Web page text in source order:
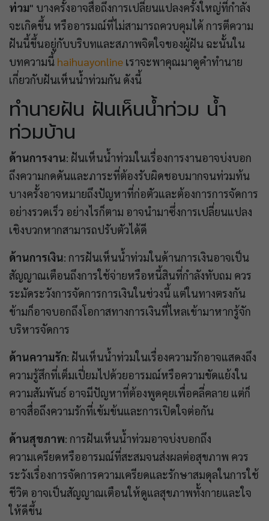
ท่วม" บางครั้งอาจสื่อถึงการเปลี่ยนแปลงครั้งใหญ่ที่กำลัง
จะเกิดขึ้น หรืออารมณ์ที่ไม่สามารถควบคุมได้ การตีความ
ฝันนี้ขึ้นอยู่กับบริบทและสภาพจิตใจของผู้ฝัน ฉะนั้นใน
บทความนี้ haihuayonline เราจะพาคุณมาดูคำทำนาย
เกี่ยวกับฝันเห็นน้ำท่วมกัน ดังนี้
ทำนายฝัน ฝันเห็นน้ำท่วม น้ำ
ท่วมบ้าน
ด้านการงาน: ฝันเห็นน้ำท่วมในเรื่องการงานอาจบ่งบอก
ถึงความกดดันและภาระที่ต้องรับผิดชอบมากจนท่วมท้น
บางครั้งอาจหมายถึงปัญหาที่ก่อตัวและต้องการการจัดการ
อย่างรวดเร็ว อย่างไรก็ตาม อาจนำมาซึ่งการเปลี่ยนแปลง
เชิงบวกหากสามารถปรับตัวได้ดี
ด้านการเงิน: การฝันเห็นน้ำท่วมในด้านการเงินอาจเป็น
สัญญาณเตือนถึงการใช้จ่ายหรือหนี้สินที่กำลังทับถม ควร
ระมัดระวังการจัดการการเงินในช่วงนี้ แต่ในทางตรงกัน
ข้ามก็อาจบอกถึงโอกาสทางการเงินที่ไหลเข้ามาหากรู้จัก
บริหารจัดการ
ด้านความรัก: ฝันเห็นน้ำท่วมในเรื่องความรักอาจแสดงถึง
ความรู้สึกที่เต็มเปี่ยมไปด้วยอารมณ์หรือความขัดแย้งใน
ความสัมพันธ์ อาจมีปัญหาที่ต้องพูดคุยเพื่อคลี่คลาย แต่ก็
อาจสื่อถึงความรักที่เข้มข้นและการเปิดใจต่อกัน
ด้านสุขภาพ: การฝันเห็นน้ำท่วมอาจบ่งบอกถึง
ความเครียดหรืออารมณ์ที่สะสมจนส่งผลต่อสุขภาพ ควร
ระวังเรื่องการจัดการความเครียดและรักษาสมดุลในการใช้
ชีวิต อาจเป็นสัญญาณเตือนให้ดูแลสุขภาพทั้งกายและใจ
ให้ดีขึ้น